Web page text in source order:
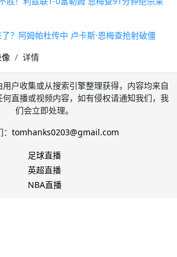
？阿姆帕杜传中 卢卡斯·恩梅查抢射破僵
详情
户收集或从搜索引擎整理获得，内容均来自
直播或视频内容，如有侵权请通知我们，我
们会立即处理。
tomhanks0203@gmail.com
足球直播
英超直播
NBA直播